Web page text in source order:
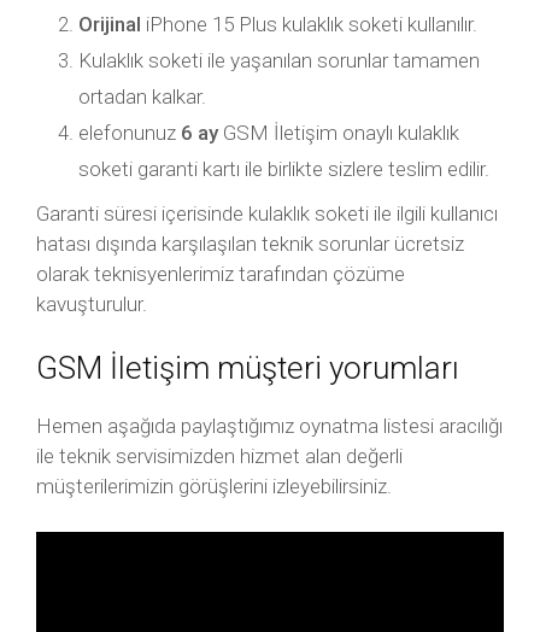
Orijinal iPhone 15 Plus kulaklık soketi kullanılır.
Kulaklık soketi ile yaşanılan sorunlar tamamen
ortadan kalkar.
elefonunuz 6 ayGSM İletişim onaylı kulaklık
soketi garanti kartı ile birlikte sizlere teslim edilir.
Garanti süresi içerisinde kulaklık soketi ile ilgili kullanıcı
hatası dışında karşılaşılan teknik sorunlar ücretsiz
olarak teknisyenlerimiz tarafından çözüme
kavuşturulur.
GSM İletişim müşteri yorumları
Hemen aşağıda paylaştığımız oynatma listesi aracılığı
ile teknik servisimizden hizmet alan değerli
müşterilerimizin görüşlerini izleyebilirsiniz.